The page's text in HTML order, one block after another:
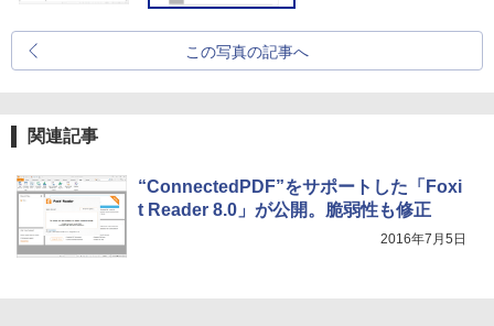
この写真の記事へ
関連記事
“ConnectedPDF”をサポートした「Foxi
t Reader 8.0」が公開。脆弱性も修正
2016年7月5日